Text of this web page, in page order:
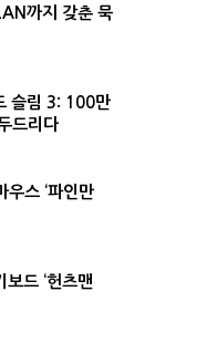
까지 갖춘 묵
슬림 3: 100만
드리다
우스 ‘파인만
드 ‘헌츠맨